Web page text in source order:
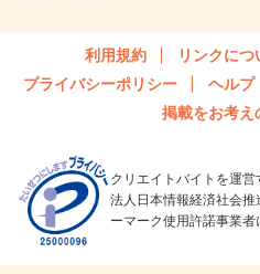
利用規約 リンクにつ
プライバシーポリシー
ヘルプ
掲載をお考え
クリエイトバイトを運
法人日本情報経済社会
ーマーク使用許諾事業者